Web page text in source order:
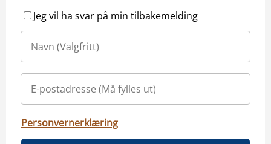
Jeg vil ha svar på min tilbakemelding
Personvernerklæring